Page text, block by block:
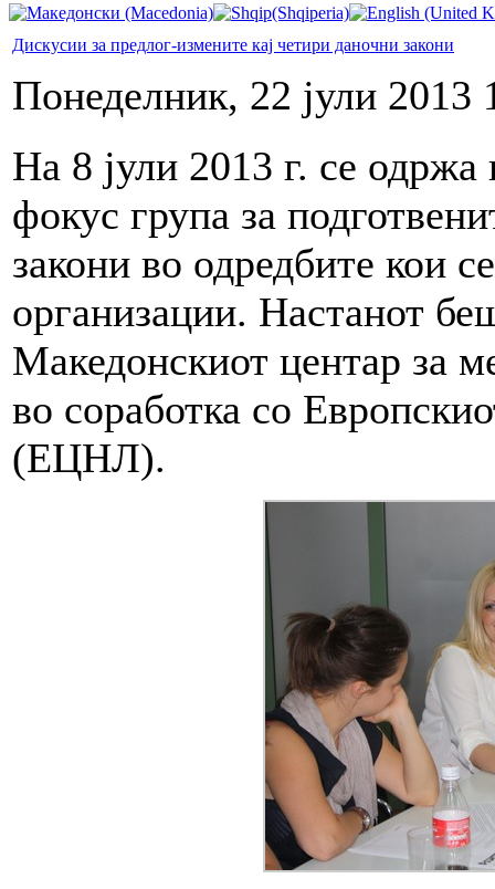
Дискусии за предлог-измените кај четири даночни закони
Понеделник, 22 јули 2013
На 8 јули 2013 г. се одржа
фокус група за
закони во одредбите кои
организации. Настанот
Македонскиот центар за
во соработка со
(ЕЦНЛ).